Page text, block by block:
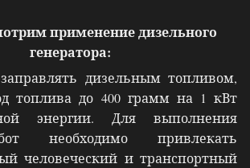
применение дизельного
генератора:
дизельным топливом,
топлива до 400 грамм на 1 кВт
энергии. Для выполнения
необходимо привлекать
человеческий и транспортный